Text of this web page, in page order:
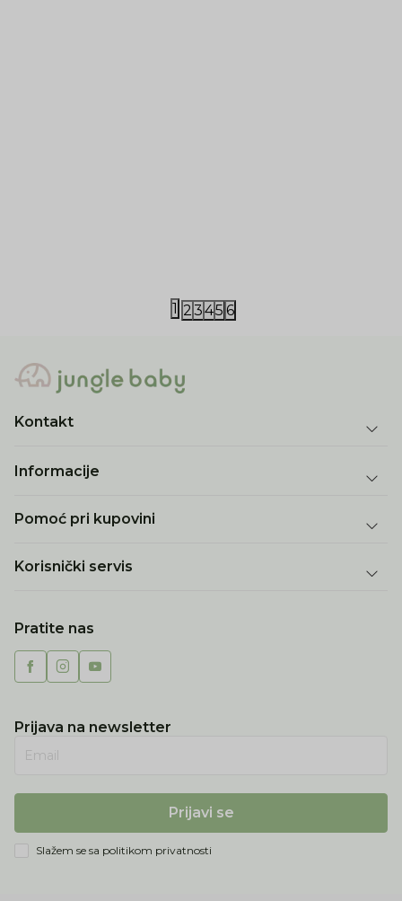
1 2 345 6
Kontakt
Informacije
Pomoć pri kupovini
Korisnički servis
Pratite nas
Prijava na newsletter
Email
Prijavi se
Slažem se sa politikom privatnosti